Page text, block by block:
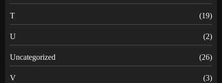
T (19)
U (2)
Uncategorized (26)
V (3)